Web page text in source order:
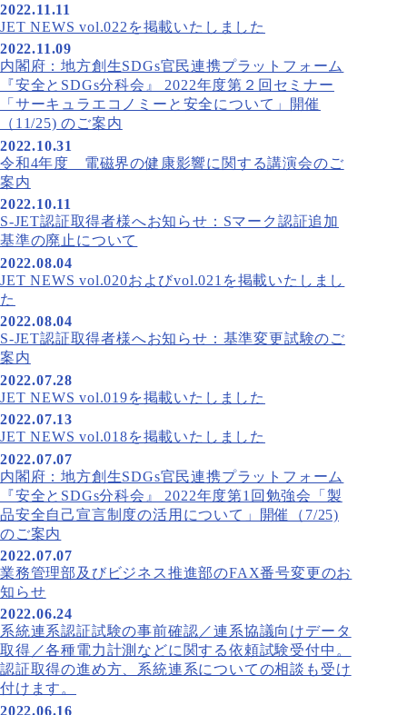
2022.11.11
JET NEWS vol.022を掲載いたしました
2022.11.09
内閣府：地方創生SDGs官民連携プラットフォーム
『安全とSDGs分科会』 2022年度第２回セミナー
「サーキュラエコノミーと安全について」開催
（11/25) のご案内
2022.10.31
令和4年度 電磁界の健康影響に関する講演会のご
案内
2022.10.11
S-JET認証取得者様へお知らせ：Sマーク認証追加
基準の廃止について
2022.08.04
JET NEWS vol.020およびvol.021を掲載いたしまし
た
2022.08.04
S-JET認証取得者様へお知らせ：基準変更試験のご
案内
2022.07.28
JET NEWS vol.019を掲載いたしました
2022.07.13
JET NEWS vol.018を掲載いたしました
2022.07.07
内閣府：地方創生SDGs官民連携プラットフォーム
『安全とSDGs分科会』 2022年度第1回勉強会「製
品安全自己宣言制度の活用について」開催（7/25)
のご案内
2022.07.07
業務管理部及びビジネス推進部のFAX番号変更のお
知らせ
2022.06.24
系統連系認証試験の事前確認／連系協議向けデータ
取得／各種電力計測などに関する依頼試験受付中。
認証取得の進め方、系統連系についての相談も受け
付けます。
2022.06.16